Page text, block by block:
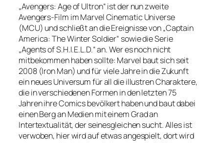
„Avengers: Age of Ultron“ ist der nun zweite
Avengers-Film im Marvel Cinematic Universe
(MCU) und schließt an die Ereignisse von „Captain
America: The Winter Soldier“ sowie die Serie
„Agents of S.H.I.E.L.D.“ an. Wer es noch nicht
mitbekommen haben sollte: Marvel baut sich seit
2008 (Iron Man) und für viele Jahre in die Zukunft
ein neues Universum für all die illustren Charaktere,
die in verschiedenen Formen in den letzten 75
Jahren ihre Comics bevölkert haben und baut dabei
einen Berg an Medien mit einem Grad an
Intertextualität, der seinesgleichen sucht. Alles ist
verwoben, hier wird auf etwas angespielt, dort wird